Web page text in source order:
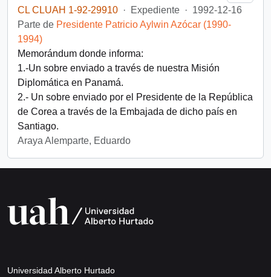
CL CLUAH 1-92-29910 · Expediente · 1992-12-16
Parte de Presidente Patricio Aylwin Azócar (1990-
1994)
Memorándum donde informa:
1.-Un sobre enviado a través de nuestra Misión
Diplomática en Panamá.
2.- Un sobre enviado por el Presidente de la República
de Corea a través de la Embajada de dicho país en
Santiago.
Araya Alemparte, Eduardo
Universidad Alberto Hurtado